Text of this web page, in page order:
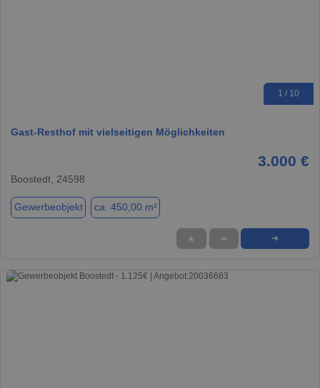
1 / 10
Gast-Resthof mit vielseitigen Möglichkeiten
3.000 €
Boostedt, 24598
Gewerbeobjekt ca. 450,00 m²
★ ➦ ➜